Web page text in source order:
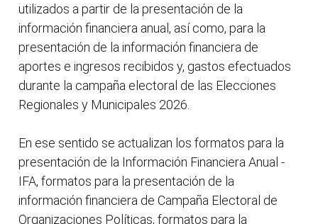
utilizados a partir de la presentación de la
información financiera anual, así como, para la
presentación de la información financiera de
aportes e ingresos recibidos y, gastos efectuados
durante la campaña electoral de las Elecciones
Regionales y Municipales 2026.
En ese sentido se actualizan los formatos para la
presentación de la Información Financiera Anual -
IFA, formatos para la presentación de la
información financiera de Campaña Electoral de
Organizaciones Políticas, formatos para la